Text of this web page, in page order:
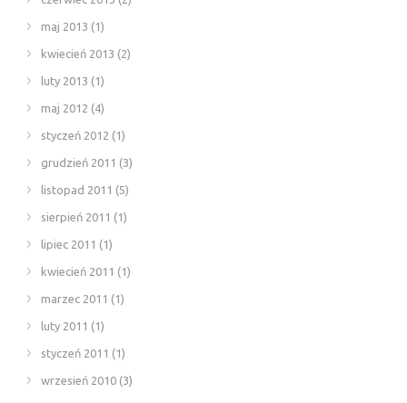
maj 2013 (1)
kwiecień 2013 (2)
luty 2013 (1)
maj 2012 (4)
styczeń 2012 (1)
grudzień 2011 (3)
listopad 2011 (5)
sierpień 2011 (1)
lipiec 2011 (1)
kwiecień 2011 (1)
marzec 2011 (1)
luty 2011 (1)
styczeń 2011 (1)
wrzesień 2010 (3)